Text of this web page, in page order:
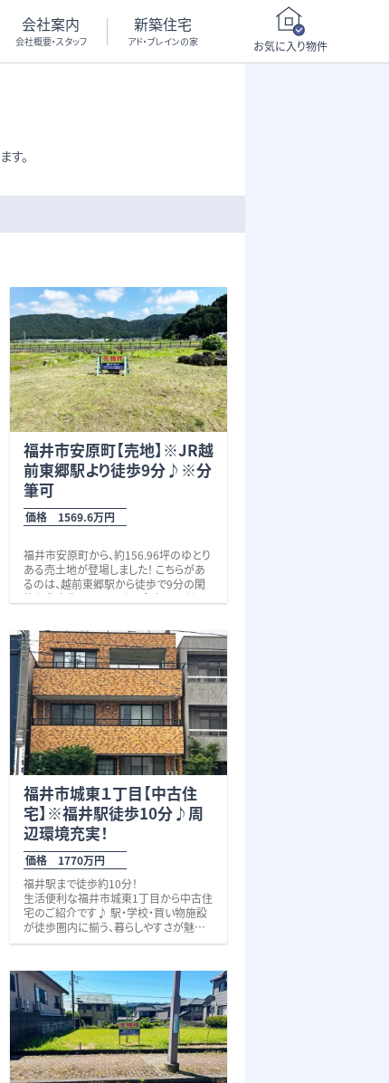
会社案内
会社概要・スタッフ
新築住宅
アド・ブレインの家 お気に入り物件
す。
福井市安原町【売地】※JR越
前東郷駅より徒歩9分♪※分
筆可
価格 1569.6万円
福井市安原町から、約156.96坪のゆとり
ある売土地が登場しました！ こちらがあ
るのは、越前東郷駅から徒歩で9分の閑
静な住宅街の一画です。 銀行・こども
圏内に揃い、さらに東郷小学校まで徒歩
約11分、という暮らしやすい住環境。 車を
少し走らせれば、コンビニ(約2分)や、スー
パー・ドラッグストア(約9分)でお買い物が
可能です。 また、国道158号線まで車で
約2分と交通アクセスも良好。
二世帯住宅はもちろん、広々としたお庭
や家庭菜園、ドッグランなど、理想の住ま
いを自由に描ける敷地です。
「少し広すぎるかも…」と広さで迷われる
方も、約78.5坪ずつの2区画への分筆も
可能なためぜひ一度ご相談ください。
是非いかがでしょうか。些細なことでも何
でもお気軽にお問い合わせください。
お待ちしております。 校区 東郷小学
校（徒歩11分、約800ｍ）・足羽第一中学
校（約2,900m） ※２区画に分筆可能
(78.5坪）
※前面道路融雪あり
※上下水道引込なし
福井市城東１丁目【中古住
宅】※福井駅徒歩10分♪周
辺環境充実！
価格 1770万円
福井駅まで徒歩約10分！
生活便利な福井市城東1丁目から中古住
宅のご紹介です♪ 駅・学校・買い物施設
が徒歩圏内に揃う、暮らしやすさが魅力
のこちらの物件。
歩5分、コンビニ徒歩6分と、毎日のお買
い物もラクラクです。 また、幼稚園や公園
も近く、校区の小学校までは徒歩3分、県
立高志中学校・高校まで徒歩2分と、お子
さまの通学も安心。 さらに、車ならパリオ
シティまで約4分、福井県立病院まで約5
分。日々のお買い物から、いざという時ま
で安心できる立地です。